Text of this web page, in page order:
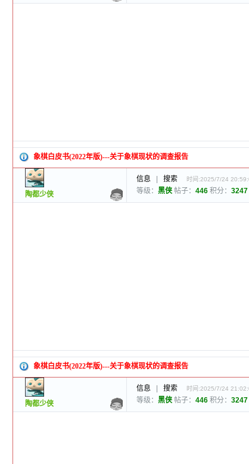
象棋白皮书(2022年版)---关于象棋现状的调查报告
陶都少侠
信息 搜索 时间:2025/7/24
等级： 黑侠帖子： 446积分： 3247
象棋白皮书(2022年版)---关于象棋现状的调查报告
陶都少侠
信息 搜索 时间:2025/7/24
等级： 黑侠帖子： 446积分： 3247